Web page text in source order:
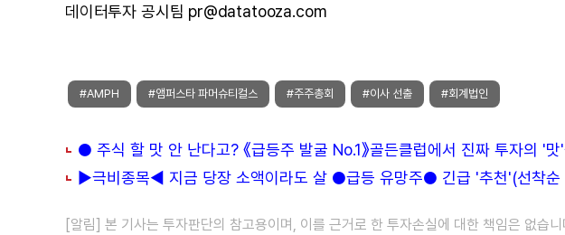
데이터투자 공시팀 pr@datatooza.com
#AMPH #앰퍼스타 파머슈티컬스 #주주총회 #이사 선출 #회계법인
● 주식 할 맛 안 난다고? 《급등주 발굴 No.1》골든클럽에서 진짜 투자의 '
▶극비종목◀ 지금 당장 소액이라도 살 ●급등 유망주● 긴급 '추천'(선착순
[알림] 본 기사는 투자판단의 참고용이며, 이를 근거로 한 투자손실에 대한 책임은 없습니